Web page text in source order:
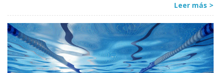
Leer más >